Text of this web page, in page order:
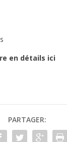
en détails ici
PARTAGER: